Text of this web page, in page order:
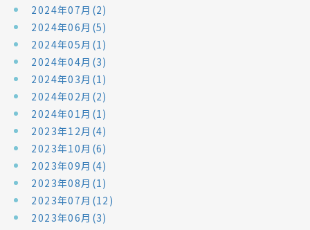
2024年07月(2)
2024年06月(5)
2024年05月(1)
2024年04月(3)
2024年03月(1)
2024年02月(2)
2024年01月(1)
2023年12月(4)
2023年10月(6)
2023年09月(4)
2023年08月(1)
2023年07月(12)
2023年06月(3)